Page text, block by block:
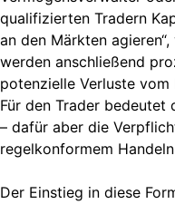
qualifizierten Tradern
an den Märkten
werden anschließend
potenzielle Verluste
Für den Trader bedeutet
– dafür aber die
regelkonformem
Der Einstieg in diese